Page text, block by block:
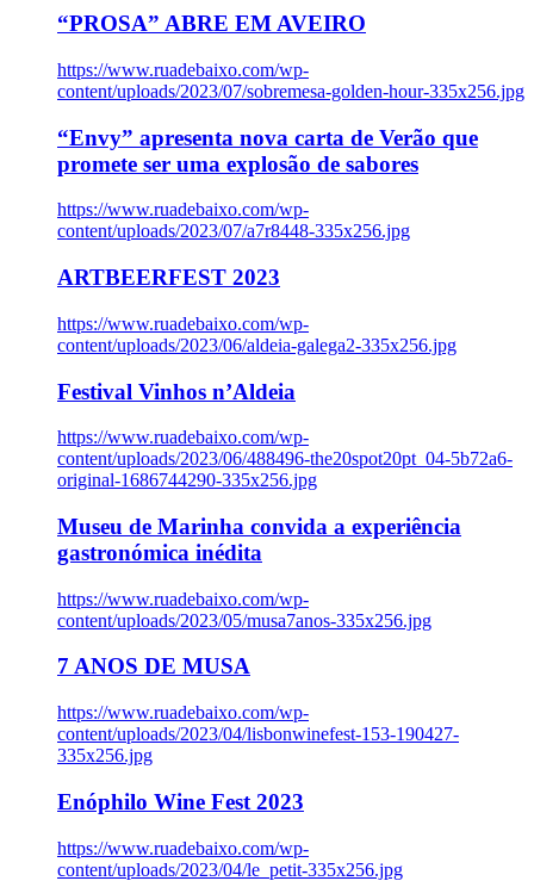
“PROSA” ABRE EM AVEIRO
https://www.ruadebaixo.com/wp-
content/uploads/2023/07/sobremesa-golden-hour-335x256.jpg
“Envy” apresenta nova carta de Verão que
promete ser uma explosão de sabores
https://www.ruadebaixo.com/wp-
content/uploads/2023/07/a7r8448-335x256.jpg
ARTBEERFEST 2023
https://www.ruadebaixo.com/wp-
content/uploads/2023/06/aldeia-galega2-335x256.jpg
Festival Vinhos n’Aldeia
https://www.ruadebaixo.com/wp-
content/uploads/2023/06/488496-the20spot20pt_04-5b72a6-
original-1686744290-335x256.jpg
Museu de Marinha convida a experiência
gastronómica inédita
https://www.ruadebaixo.com/wp-
content/uploads/2023/05/musa7anos-335x256.jpg
7 ANOS DE MUSA
https://www.ruadebaixo.com/wp-
content/uploads/2023/04/lisbonwinefest-153-190427-
335x256.jpg
Enóphilo Wine Fest 2023
https://www.ruadebaixo.com/wp-
content/uploads/2023/04/le_petit-335x256.jpg